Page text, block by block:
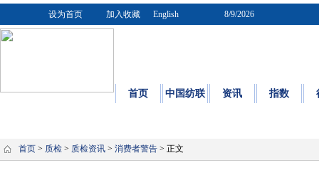
设为首页 加入收藏 English 8/9/2026
首页 中国纺联 资讯 指数
首页 > 质检 > 质检资讯 > 消费者警告 > 正文